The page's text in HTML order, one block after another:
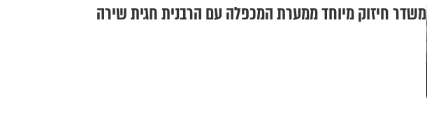
משדר חיזוק מיוחד ממערת המכפלה עם הרבנית חגית שירה